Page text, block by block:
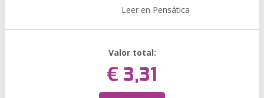
Leer en Pensática
Valor total:
€ 3,31